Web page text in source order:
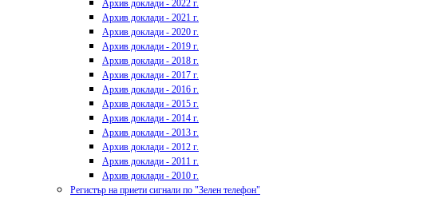
Архив доклади - 2022 г.
Архив доклади - 2021 г.
Архив доклади - 2020 г.
Архив доклади - 2019 г.
Архив доклади - 2018 г.
Архив доклади - 2017 г.
Архив доклади - 2016 г.
Архив доклади - 2015 г.
Архив доклади - 2014 г.
Архив доклади - 2013 г.
Архив доклади - 2012 г.
Архив доклади - 2011 г.
Архив доклади - 2010 г.
Регистър на приети сигнали по "Зелен телефон"